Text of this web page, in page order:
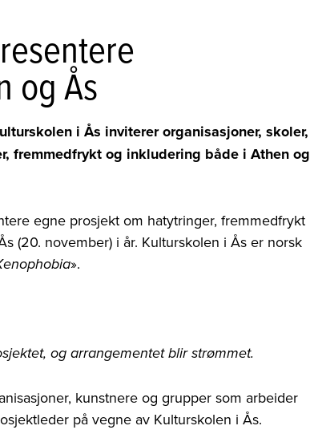
og Ås
i Ås inviterer organisasjoner, skoler,
fremmedfrykt og inkludering både i Athen og
egne prosjekt om hatytringer, fremmedfrykt
(20. november) i år. Kulturskolen i Ås er norsk
».
og arrangementet blir strømmet.
kunstnere og grupper som arbeider
på vegne av Kulturskolen i Ås.